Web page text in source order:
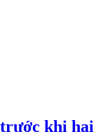
khi hai